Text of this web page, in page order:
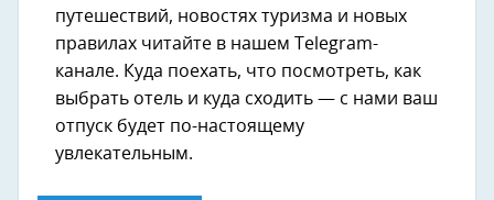
путешествий, новостях туризма и новых
правилах читайте в нашем Telegram-
канале. Куда поехать, что посмотреть, как
выбрать отель и куда сходить — с нами ваш
отпуск будет по-настоящему
увлекательным.